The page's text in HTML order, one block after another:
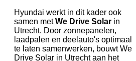
Hyundai werkt in dit kader ook
samen metWe Drive Solar in
Utrecht. Door zonnepanelen,
laadpalen en deelauto's optimaal
te laten samenwerken, bouwt We
Drive Solar in Utrecht aan het